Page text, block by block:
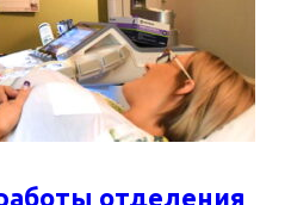
отделения